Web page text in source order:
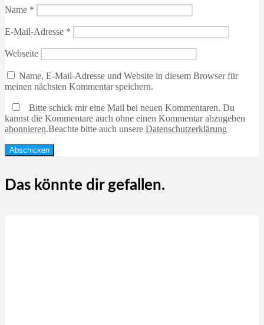
Name *
E-Mail-Adresse *
Webseite
Name, E-Mail-Adresse und Website in diesem Browser für
meinen nächsten Kommentar speichern.
Bitte schick mir eine Mail bei neuen Kommentaren. Du
kannst die Kommentare auch ohne einen Kommentar abzugeben
abonnieren.Beachte bitte auch unsere Datenschutzerklärung
Das könnte dir gefallen.